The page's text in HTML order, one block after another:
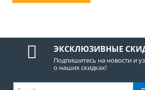
ЭКСКЛЮЗИВНЫЕ
Подпишитесь на новости и
о наших скидках!